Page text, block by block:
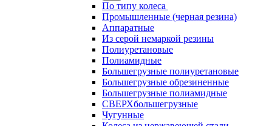
По типу колеса
Промышленные (черная резина)
Аппаратные
Из серой немаркой резины
Полиуретановые
Полиамидные
Большегрузные полиуретановые
Большегрузные обрезиненные
Большегрузные полиамидные
СВЕРХбольшегрузные
Чугунные